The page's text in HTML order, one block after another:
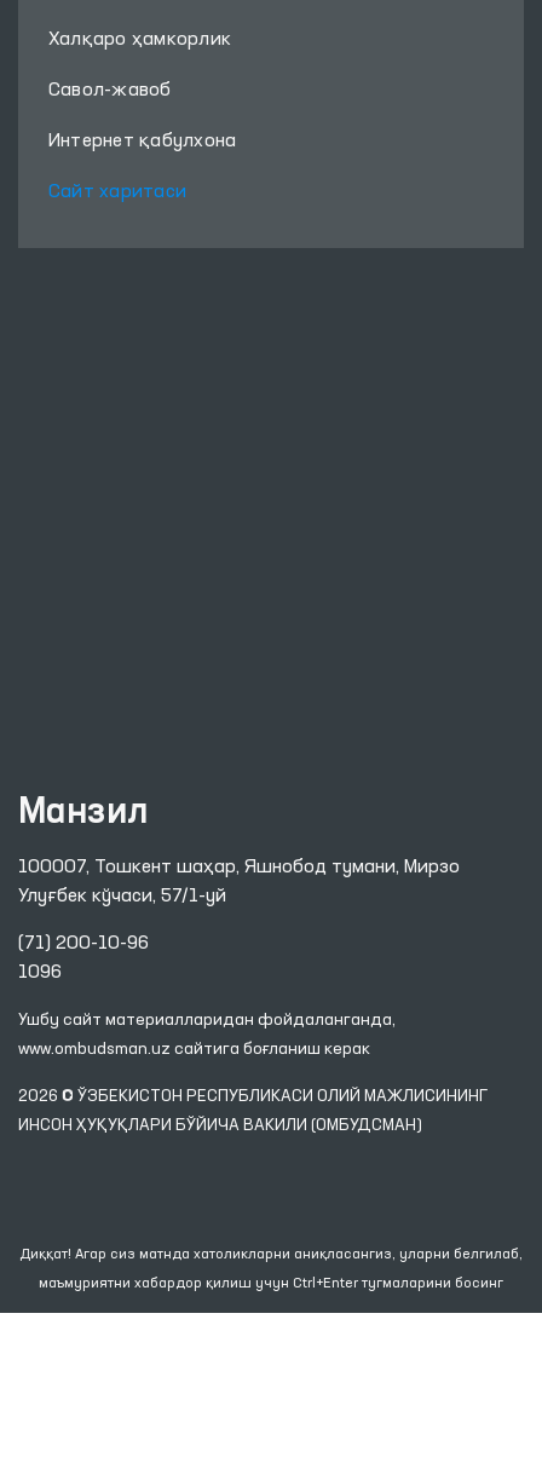
Халқаро ҳамкорлик
Савол-жавоб
Интернет қабулхона
Сайт харитаси
Манзил
100007, Тошкент шаҳар, Яшнобод тумани, Мирзо
Улуғбек кўчаси, 57/1-уй
(71) 200-10-96
1096
Ушбу сайт материалларидан фойдаланганда,
www.ombudsman.uz сайтига боғланиш керак
2026 © ЎЗБЕКИСТОН РЕСПУБЛИКАСИ ОЛИЙ МАЖЛИСИНИНГ
ИНСОН ҲУҚУҚЛАРИ БЎЙИЧА ВАКИЛИ (ОМБУДСМАН)
Диққат! Агар сиз матнда хатоликларни аниқласангиз, уларни белгилаб,
маъмуриятни хабардор қилиш учун Ctrl+Enter тугмаларини босинг